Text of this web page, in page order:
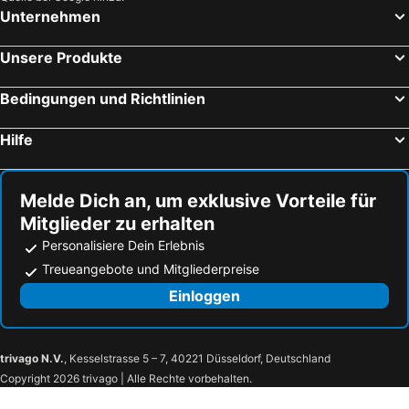
Unternehmen
Unsere Produkte
Bedingungen und Richtlinien
Hilfe
Melde Dich an, um exklusive Vorteile für
Mitglieder zu erhalten
Personalisiere Dein Erlebnis
Treueangebote und Mitgliederpreise
Einloggen
trivago N.V., Kesselstrasse 5 – 7, 40221 Düsseldorf, Deutschland
Copyright 2026 trivago | Alle Rechte vorbehalten.